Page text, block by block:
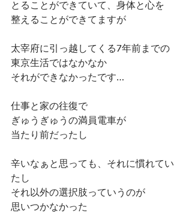
とることができていて、身体と心を
整えることができてますが
太宰府に引っ越してくる7年前までの
東京生活ではなかなか
それができなかったです…
仕事と家の往復で
ぎゅうぎゅうの満員電車が
当たり前だったし
辛いなぁと思っても、それに慣れてい
たし
それ以外の選択肢っていうのが
思いつかなかった